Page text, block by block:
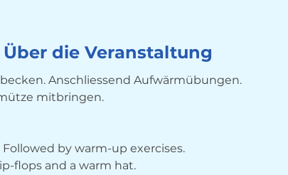
Über die Veranstaltung
Anschliessend Aufwärmübungen.
mitbringen.
by warm-up exercises.
flops and a warm hat.